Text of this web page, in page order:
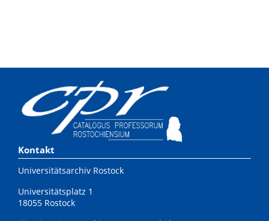
Kontakt
Universitätsarchiv Rostock
Universitätsplatz 1
18055 Rostock